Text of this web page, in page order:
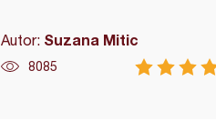
Autor: Suzana Mitic
8085